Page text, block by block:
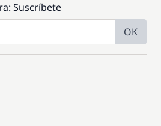
Suscríbete
OK